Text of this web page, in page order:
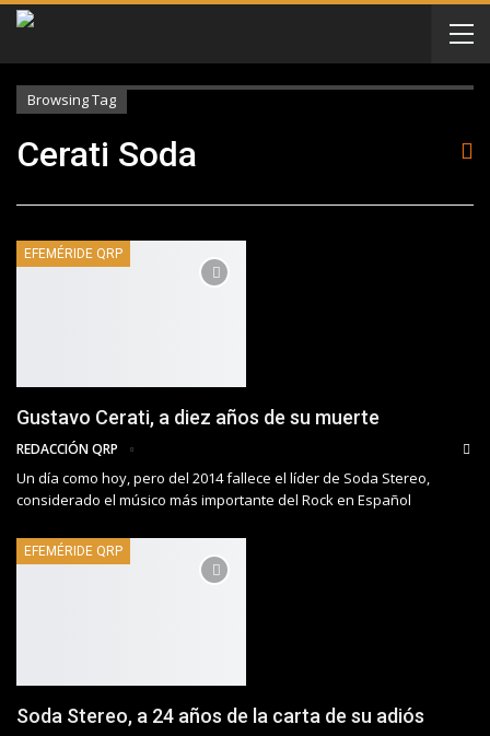
Browsing Tag
Cerati Soda
EFEMÉRIDE QRP
Gustavo Cerati, a diez años de su muerte
REDACCIÓN QRP
Un día como hoy, pero del 2014 fallece el líder de Soda Stereo,
considerado el músico más importante del Rock en Español
EFEMÉRIDE QRP
Soda Stereo, a 24 años de la carta de su adiós